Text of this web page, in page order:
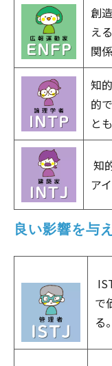
創
え
関
知
的
とも
知
ア
良い影響を与
で
る。